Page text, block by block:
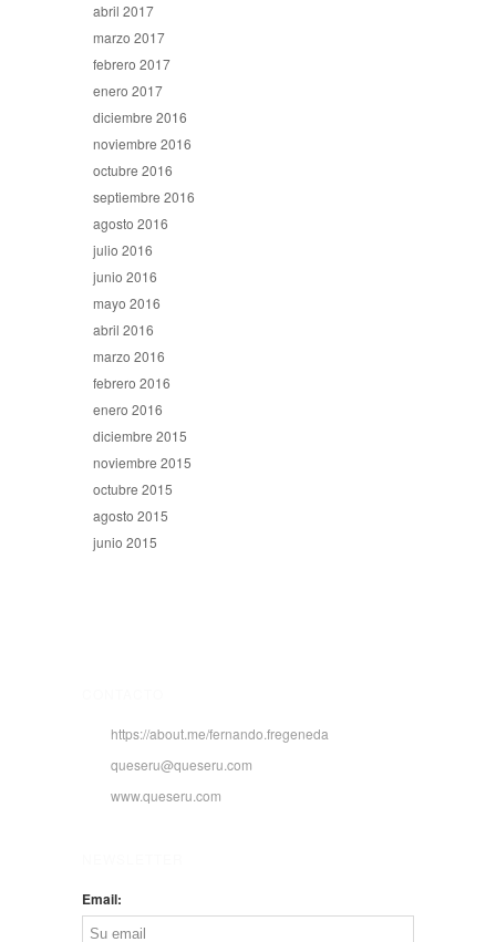
abril 2017
marzo 2017
febrero 2017
enero 2017
diciembre 2016
noviembre 2016
octubre 2016
septiembre 2016
agosto 2016
julio 2016
junio 2016
mayo 2016
abril 2016
marzo 2016
febrero 2016
enero 2016
diciembre 2015
noviembre 2015
octubre 2015
agosto 2015
junio 2015
https://about.me/fernando.fregeneda
queseru@queseru.com
www.queseru.com
Email: